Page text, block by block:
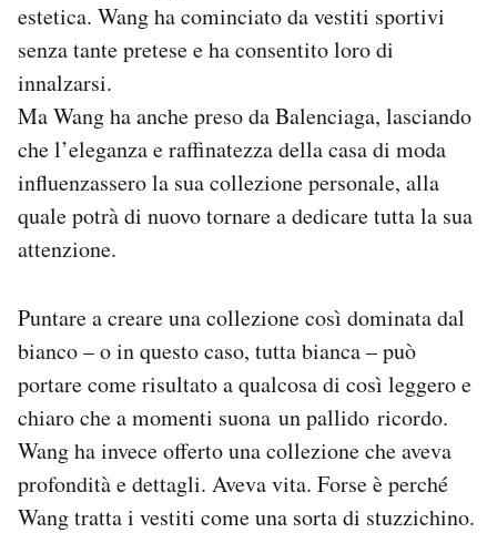
estetica. Wang ha cominciato da vestiti sportivi
senza tante pretese e ha consentito loro di
innalzarsi.
Ma Wang ha anche preso da Balenciaga, lasciando
che l’eleganza e raffinatezza della casa di moda
influenzassero la sua collezione personale, alla
quale potrà di nuovo tornare a dedicare tutta la sua
attenzione.
Puntare a creare una collezione così dominata dal
bianco – o in questo caso, tutta bianca – può
portare come risultato a qualcosa di così leggero e
chiaro che a momenti suona un pallido ricordo.
Wang ha invece offerto una collezione che aveva
profondità e dettagli. Aveva vita. Forse è perché
Wang tratta i vestiti come una sorta di stuzzichino.